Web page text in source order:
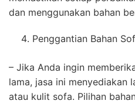
dan menggunakan bahan
Penggantian Bahan
– Jika Anda ingin
lama, jasa ini menyediakan
atau kulit sofa. Pilihan